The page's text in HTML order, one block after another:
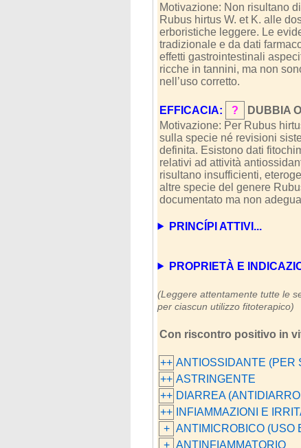
Motivazione: Non risultano
Rubus hirtus W. et K. alle
erboristiche leggere. Le
tradizionale e da dati
effetti gastrointestinali
ricche in tannini, ma non
nell’uso corretto.
EFFICACIA: ?
DUBBIA
Motivazione: Per Rubus
sulla specie né revisioni
definita. Esistono dati
relativi ad attività
risultano insufficienti,
altre specie del genere
documentato ma non
PRINCÍPI ATTIVI...
PROPRIETÀ E
(Leggere attentamente tutte le
per ciascun utilizzo fitoterapico)
Con riscontro positivo in
++ ANTIOSSIDANTE (PER
++ ASTRINGENTE
++ DIARREA
++
INFIAMMAZIONI E
+ ANTIMICROBICO (USO
+ ANTINFIAMMATORIO